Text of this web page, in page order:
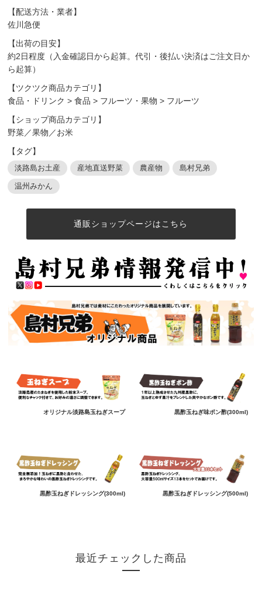
【配送方法・業者】
佐川急便
【出荷の目安】
約2日程度（入金確認日から起算。代引・後払い決済はご注文日か
ら起算）
【ツクツク商品カテゴリ】
食品・ドリンク >食品 > フルーツ・果物 > フルーツ
【ショップ商品カテゴリ】
野菜／果物／お米
【タグ】
淡路島お土産 産地直送野菜 農産物 島村兄弟
温州みかん
通販ショップページはこちら
オリジナル淡路島玉ねぎスープ 黒酢玉ねぎ味ポン酢(300ml)
黒酢玉ねぎドレッシング(300ml) 黒酢玉ねぎドレッシング(500ml)
最近チェックした商品